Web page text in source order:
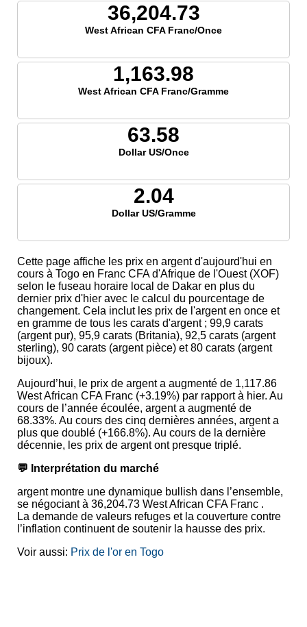
36,204.73
West African CFA Franc/Once
1,163.98
West African CFA Franc/Gramme
63.58
Dollar US/Once
2.04
Dollar US/Gramme
Cette page affiche les prix en argent d'aujourd'hui en
cours à Togo en Franc CFA d'Afrique de l'Ouest (XOF)
selon le fuseau horaire local de Dakar en plus du
dernier prix d'hier avec le calcul du pourcentage de
changement. Cela inclut les prix de l'argent en once et
en gramme de tous les carats d'argent ; 99,9 carats
(argent pur), 95,9 carats (Britania), 92,5 carats (argent
sterling), 90 carats (argent pièce) et 80 carats (argent
bijoux).
Aujourd’hui, le prix de argent a augmenté de 1,117.86
West African CFA Franc (+3.19%) par rapport à hier. Au
cours de l’année écoulée, argent a augmenté de
68.33%. Au cours des cinq dernières années, argent a
plus que doublé (+166.8%). Au cours de la dernière
décennie, les prix de argent ont presque triplé.
💬 Interprétation du marché
argent montre une dynamique bullish dans l’ensemble,
se négociant à 36,204.73 West African CFA Franc .
La demande de valeurs refuges et la couverture contre
l’inflation continuent de soutenir la hausse des prix.
Voir aussi: Prix de l'or en Togo